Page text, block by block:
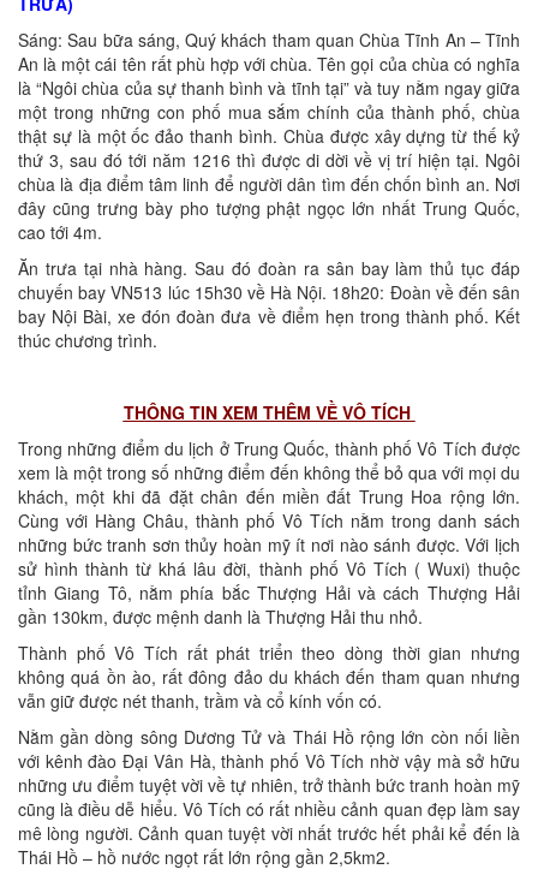
Sáng: Sau bữa sáng, Quý khách tham quan Chùa Tĩnh An – Tĩnh
An là một cái tên rất phù hợp với chùa. Tên gọi của chùa có nghĩa
là “Ngôi chùa của sự thanh bình và tĩnh tại” và tuy nằm ngay giữa
một trong những con phố mua sắm chính của thành phố, chùa
thật sự là một ốc đảo thanh bình. Chùa được xây dựng từ thế kỷ
thứ 3, sau đó tới năm 1216 thì được di dời về vị trí hiện tại. Ngôi
chùa là địa điểm tâm linh để người dân tìm đến chốn bình an. Nơi
đây cũng trưng bày pho tượng phật ngọc lớn nhất Trung Quốc,
cao tới 4m.
Ăn trưa tại nhà hàng. Sau đó đoàn ra sân bay làm thủ tục đáp
chuyến bay VN513 lúc 15h30 về Hà Nội. 18h20: Đoàn về đến sân
bay Nội Bài, xe đón đoàn đưa về điểm hẹn trong thành phố. Kết
thúc chương trình.
THÔNG TIN XEM THÊM VỀ VÔ TÍCH
Trong những điểm du lịch ở Trung Quốc, thành phố Vô Tích được
xem là một trong số những điểm đến không thể bỏ qua với mọi du
khách, một khi đã đặt chân đến miền đất Trung Hoa rộng lớn.
Cùng với Hàng Châu, thành phố Vô Tích nằm trong danh sách
những bức tranh sơn thủy hoàn mỹ ít nơi nào sánh được. Với lịch
sử hình thành từ khá lâu đời, thành phố Vô Tích ( Wuxi) thuộc
tỉnh Giang Tô, nằm phía bắc Thượng Hải và cách Thượng Hải
gần 130km, được mệnh danh là Thượng Hải thu nhỏ.
Thành phố Vô Tích rất phát triển theo dòng thời gian nhưng
không quá ồn ào, rất đông đảo du khách đến tham quan nhưng
vẫn giữ được nét thanh, trầm và cổ kính vốn có.
Nằm gần dòng sông Dương Tử và Thái Hồ rộng lớn còn nối liền
với kênh đào Đại Vân Hà, thành phố Vô Tích nhờ vậy mà sở hữu
những ưu điểm tuyệt vời về tự nhiên, trở thành bức tranh hoàn mỹ
cũng là điều dễ hiểu. Vô Tích có rất nhiều cảnh quan đẹp làm say
mê lòng người. Cảnh quan tuyệt vời nhất trước hết phải kể đến là
Thái Hồ – hồ nước ngọt rất lớn rộng gần 2,5km2.